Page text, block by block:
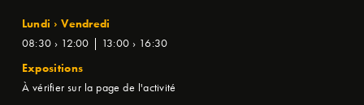
Lundi › Vendredi
08:30 › 12:00 | 13:00 › 16:30
Expositions
À vérifier sur la page de l'activité